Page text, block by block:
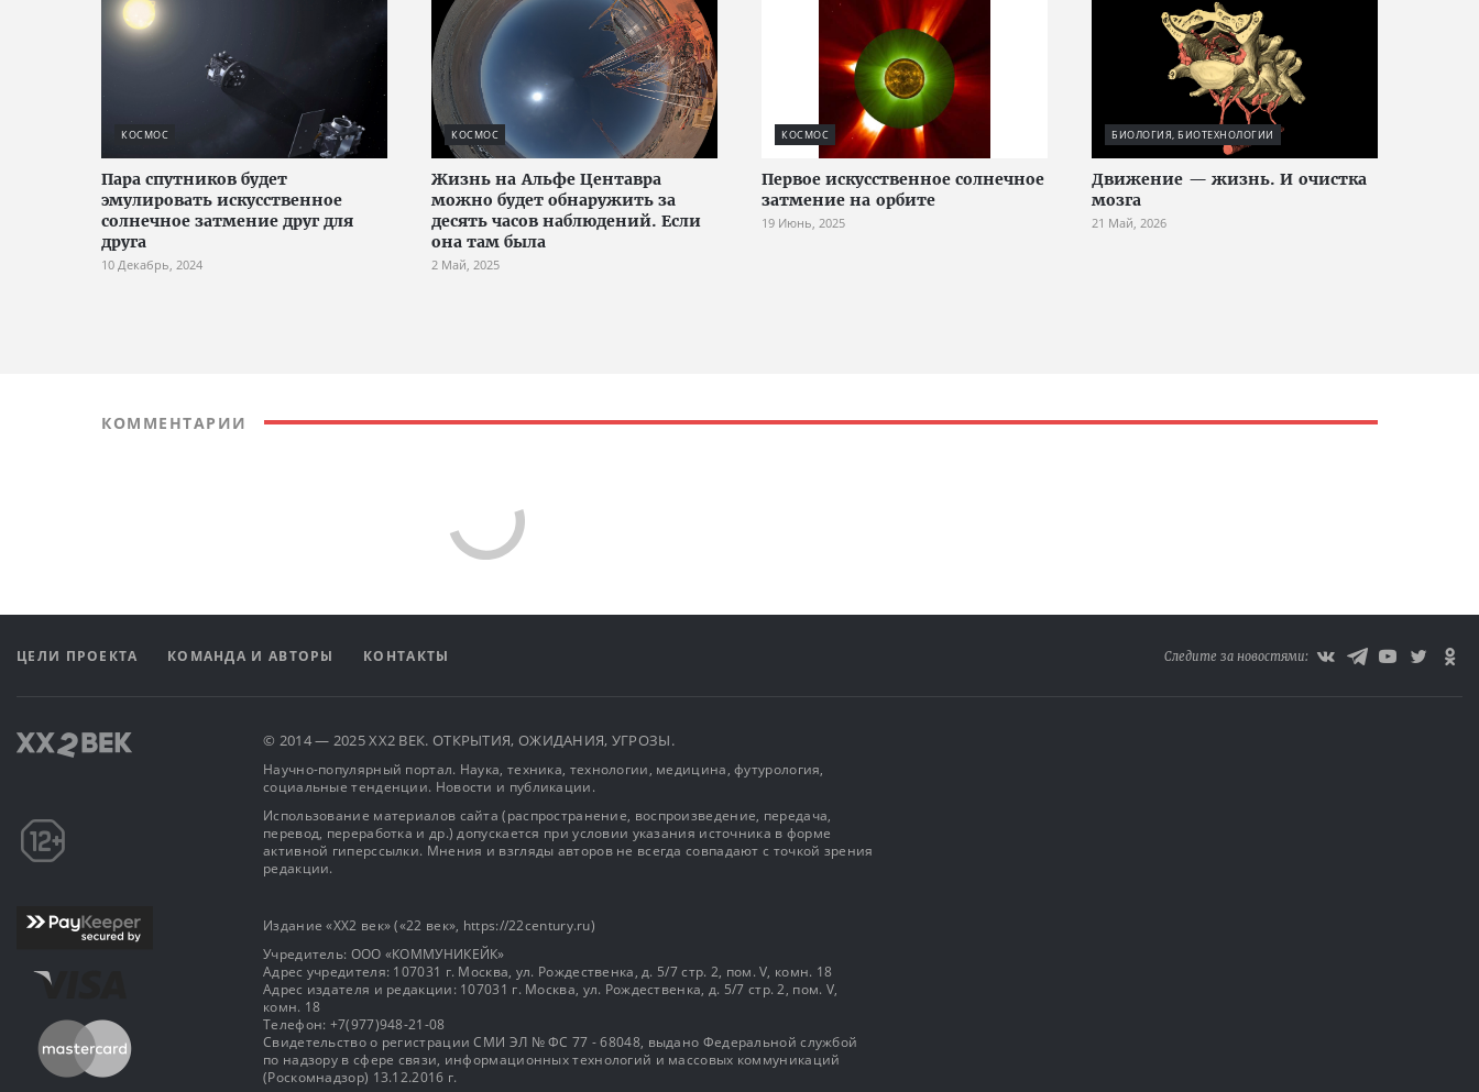
КОСМОС
Пара спутников будет
эмулировать искусственное
солнечное затмение друг для
друга
10 Декабрь, 2024
КОСМОС
Жизнь на Альфе Центавра
можно будет обнаружить за
десять часов наблюдений. Если
она там была
2 Май, 2025
КОСМОС
Первое искусственное солнечное
затмение на орбите
19 Июнь, 2025
БИОЛОГИЯ, БИОТЕХНОЛОГИИ
Движение — жизнь. И очистка
мозга
21 Май, 2026
КОММЕНТАРИИ
ЦЕЛИ ПРОЕКТА КОМАНДА И АВТОРЫ КОНТАКТЫ Следите за новостями:
© 2014 — 2025 XX2 ВЕК. ОТКРЫТИЯ, ОЖИДАНИЯ, УГРОЗЫ.
Научно-популярный портал. Наука, техника, технологии, медицина, футурология,
социальные тенденции. Новости и публикации.
Использование материалов сайта (распространение, воспроизведение, передача,
перевод, переработка и др.) допускается при условии указания источника в форме
активной гиперссылки. Мнения и взгляды авторов не всегда совпадают с точкой зрения
редакции.
Издание «XX2 век» («22 век», https://22century.ru)
Учредитель: OOO «КОММУНИКЕЙК»
Адрес учредителя: 107031 г. Москва, ул. Рождественка, д. 5/7 стр. 2, пом. V, комн. 18
Адрес издателя и редакции: 107031 г. Москва, ул. Рождественка, д. 5/7 стр. 2, пом. V,
комн. 18
Телефон: +7(977)948-21-08
Свидетельство о регистрации СМИ ЭЛ № ФС 77 - 68048, выдано Федеральной службой
по надзору в сфере связи, информационных технологий и массовых коммуникаций
(Роскомнадзор) 13.12.2016 г.